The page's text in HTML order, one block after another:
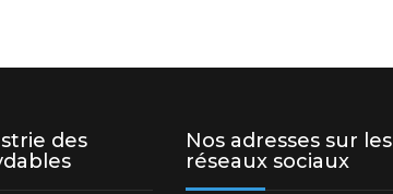
des
Nos adresses sur les
réseaux sociaux